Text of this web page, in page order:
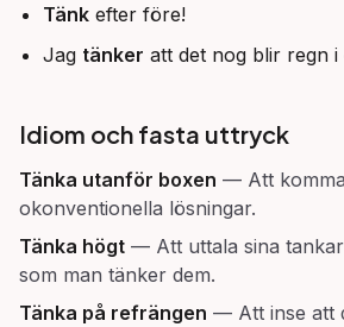
Tänk efter före!
Jag tänker att det nog blir regn i
Idiom och fasta uttryck
Tänka utanför boxen — Att
okonventionella lösningar.
Tänka högt — Att uttala sina
som man tänker dem.
Tänka på refrängen — Att inse att